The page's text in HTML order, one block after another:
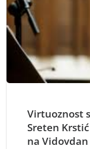
Virtuoznost
Sreten
na Vidovdan